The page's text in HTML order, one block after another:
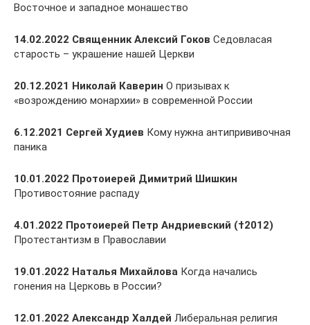
Восточное и западное монашество
14.02.2022 Священник Алексий Гоков Седовласая
старость – украшение нашей Церкви
20.12.2021 Николай Каверин О призывах к
«возрождению монархии» в современной России
6.12.2021 Сергей Худиев Кому нужна антипрививочная
паника
10.01.2022 Протоиерей Димитрий Шишкин
Противостояние распаду
4.01.2022 Протоиерей Петр Андриевский (†2012)
Протестантизм в Православии
19.01.2022 Наталья Михайлова Когда начались
гонения на Церковь в России?
12.01.2022 Александр Халдей Либеральная религия